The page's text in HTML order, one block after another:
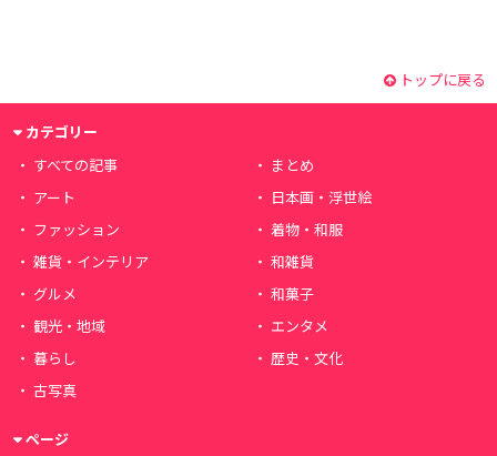
トップに戻る
カテゴリー
すべての記事
まとめ
アート
日本画・浮世絵
ファッション
着物・和服
雑貨・インテリア
和雑貨
グルメ
和菓子
観光・地域
エンタメ
暮らし
歴史・文化
古写真
ページ